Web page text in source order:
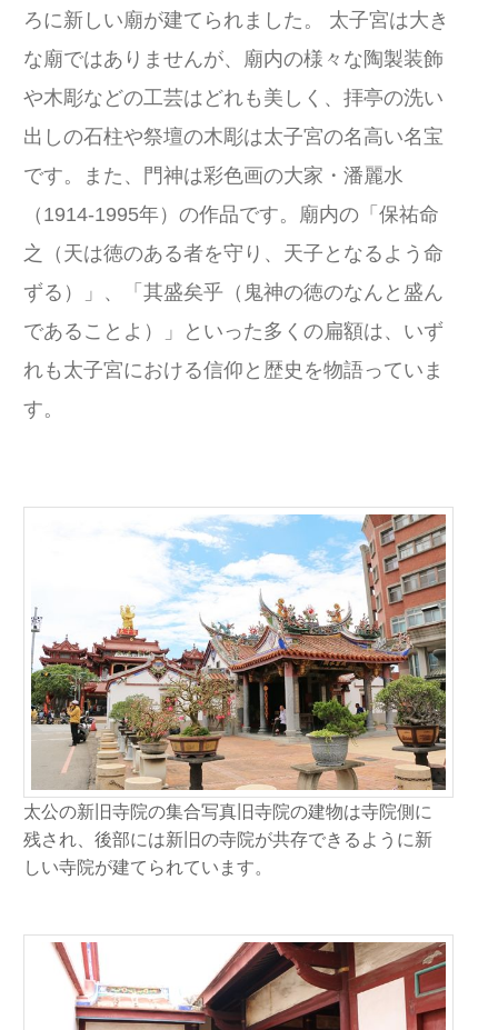
ろに新しい廟が建てられました。 太子宮は大き
な廟ではありませんが、廟内の様々な陶製装飾
や木彫などの工芸はどれも美しく、拝亭の洗い
出しの石柱や祭壇の木彫は太子宮の名高い名宝
です。また、門神は彩色画の大家・潘麗水
（1914-1995年）の作品です。廟内の「保祐命
之（天は徳のある者を守り、天子となるよう命
ずる）」、「其盛矣乎（鬼神の徳のなんと盛ん
であることよ）」といった多くの扁額は、いず
れも太子宮における信仰と歴史を物語っていま
す。
太公の新旧寺院の集合写真旧寺院の建物は寺院側に
残され、後部には新旧の寺院が共存できるように新
しい寺院が建てられています。